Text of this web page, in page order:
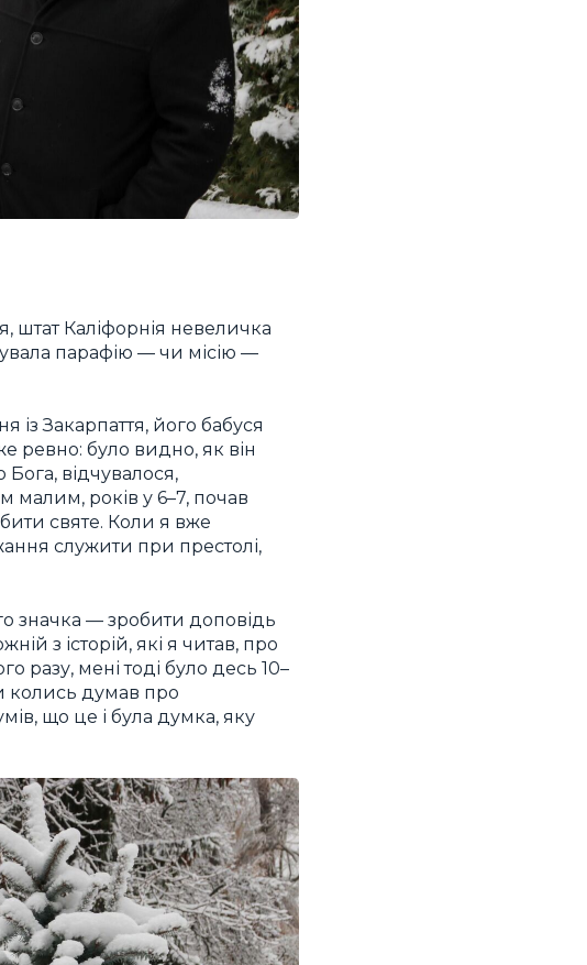
штат Каліфорнія невеличка
парафію — чи місію —
Закарпаття, його бабуся
ревно: було видно, як він
Бога, відчувалося,
малим, років у 6–7, почав
святе. Коли я вже
служити при престолі,
значка — зробити доповідь
з історій, які я читав, про
разу, мені тоді було десь 10–
колись думав про
що це і була думка, яку